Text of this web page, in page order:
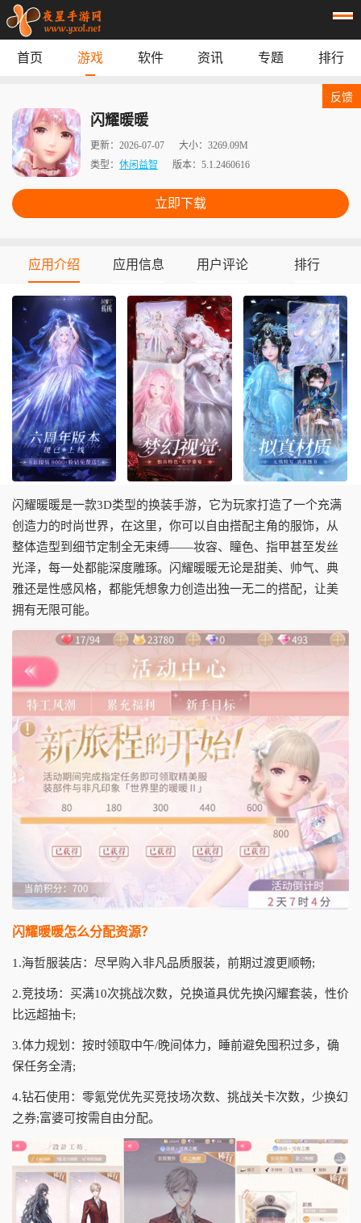
专题 榜单
首页 游戏 软件 资讯 专题 排行
闪耀暖暖
更新： 2026-07-07 大小： 3269.09M
类型： 休闲益智 版本： 5.1.2460616
立即下载
反馈
应用介绍 应用信息 用户评论 排行
闪耀暖暖是一款3D类型的换装手游，它为玩家打造了一个充满
创造力的时尚世界，在这里，你可以自由搭配主角的服饰，从
整体造型到细节定制全无束缚——妆容、瞳色、指甲甚至发丝
光泽，每一处都能深度雕琢。闪耀暖暖无论是甜美、帅气、典
雅还是性感风格，都能凭想象力创造出独一无二的搭配，让美
拥有无限可能。
闪耀暖暖怎么分配资源？
1.海哲服装店：尽早购入非凡品质服装，前期过渡更顺畅;
2.竞技场：买满10次挑战次数，兑换道具优先换闪耀套装，性价
比远超抽卡;
3.体力规划：按时领取中午/晚间体力，睡前避免囤积过多，确
保任务全清;
4.钻石使用：零氪党优先买竞技场次数、挑战关卡次数，少换幻
之券;富婆可按需自由分配。